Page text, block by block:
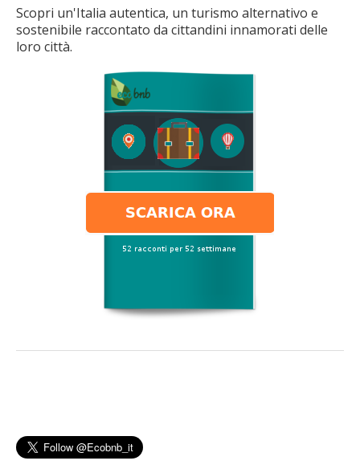
Scopri un'Italia autentica, un turismo alternativo e
sostenibile raccontato da cittandini innamorati delle
loro città.